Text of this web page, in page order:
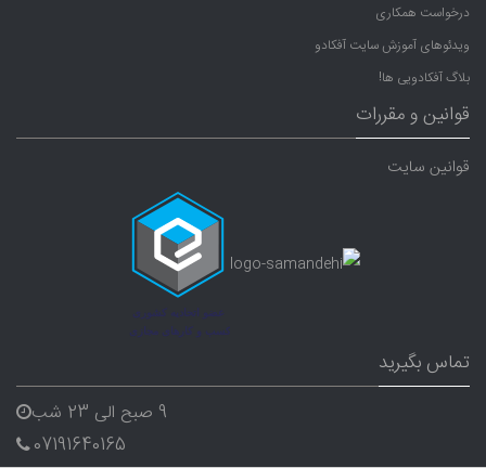
درخواست همکاری
ویدئوهای آموزش سایت آفکادو
بلاگ آفکادویی ها!
قوانین و مقررات
قوانین سایت
تماس بگیرید
9 صبح الی 23 شب
07191640165